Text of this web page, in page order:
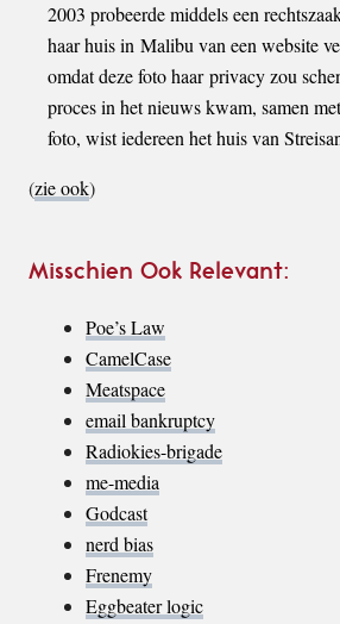
2003 probeerde middels een
haar huis in Malibu van een website
omdat deze foto haar privacy zou
proces in het nieuws kwam, samen
foto, wist iedereen het huis van
(zie ook)
Misschien Ook Relevant:
Poe’s Law
CamelCase
Meatspace
email bankruptcy
Radiokies-brigade
me-media
Godcast
nerd bias
Frenemy
Eggbeater logic